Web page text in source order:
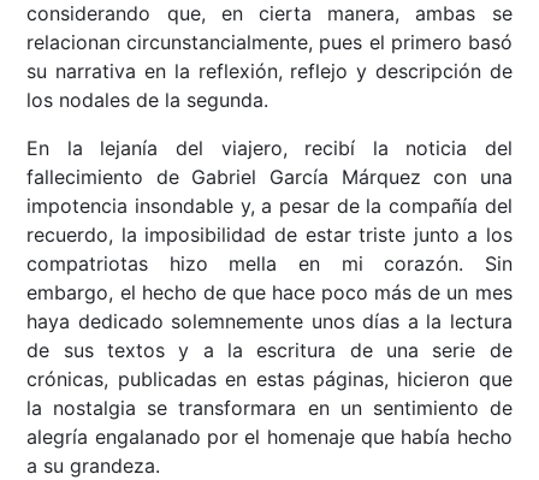
considerando que, en cierta manera, ambas se
relacionan circunstancialmente, pues el primero basó
su narrativa en la reflexión, reflejo y descripción de
los nodales de la segunda.
En la lejanía del viajero, recibí la noticia del
fallecimiento de Gabriel García Márquez con una
impotencia insondable y, a pesar de la compañía del
recuerdo, la imposibilidad de estar triste junto a los
compatriotas hizo mella en mi corazón. Sin
embargo, el hecho de que hace poco más de un mes
haya dedicado solemnemente unos días a la lectura
de sus textos y a la escritura de una serie de
crónicas, publicadas en estas páginas, hicieron que
la nostalgia se transformara en un sentimiento de
alegría engalanado por el homenaje que había hecho
a su grandeza.